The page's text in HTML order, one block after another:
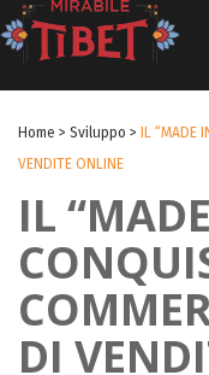
Home > Sviluppo >
IL “MADE
VENDITE ONLINE
IL
DI